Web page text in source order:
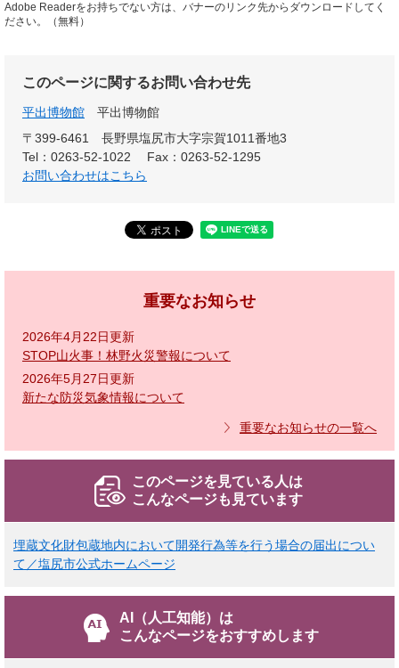
Adobe Readerをお持ちでない方は、バナーのリンク先からダウンロードしてく
ださい。（無料）
このページに関するお問い合わせ先
平出博物館
平出博物館
〒399-6461
長野県塩尻市大字宗賀1011番地3
Tel：0263-52-1022
Fax：0263-52-1295
お問い合わせはこちら
重要なお知らせ
2026年4月22日更新
STOP山火事！林野火災警報について
2026年5月27日更新
新たな防災気象情報について
重要なお知らせの一覧へ
このページを見ている人は
こんなページも見ています
埋蔵文化財包蔵地内において開発行為等を行う場合の届出につい
て／塩尻市公式ホームページ
AI（人工知能）は
こんなページをおすすめします